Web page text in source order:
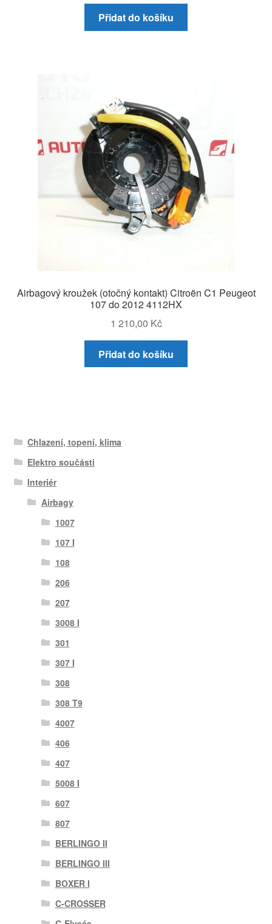
Přidat do košíku
Airbagový kroužek (otočný kontakt) Citroën C1 Peugeot
107 do 2012 4112HX
1 210,00 Kč
Přidat do košíku
Chlazení, topení, klima
Elektro součásti
Interiér
Airbagy
1007
107 I
108
206
207
3008 I
301
307 I
308
308 T9
4007
406
407
5008 I
607
807
BERLINGO II
BERLINGO III
BOXER I
C-CROSSER